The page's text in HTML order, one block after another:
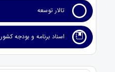
تالار توسعه
اسناد برنامه و بودجه کشور